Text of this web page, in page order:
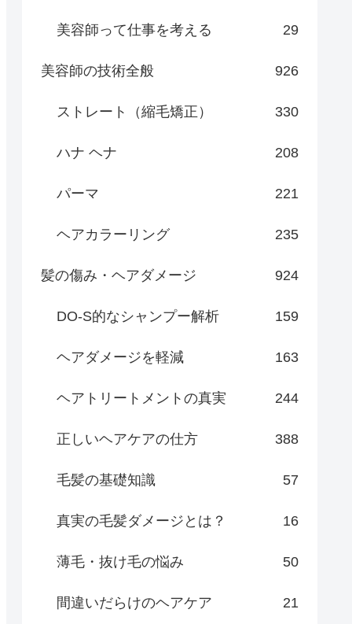
美容師って仕事を考える 29
美容師の技術全般 926
ストレート（縮毛矯正） 330
ハナ ヘナ 208
パーマ 221
ヘアカラーリング 235
髪の傷み・ヘアダメージ 924
DO-S的なシャンプー解析 159
ヘアダメージを軽減 163
ヘアトリートメントの真実 244
正しいヘアケアの仕方 388
毛髪の基礎知識 57
真実の毛髪ダメージとは？ 16
薄毛・抜け毛の悩み 50
間違いだらけのヘアケア 21